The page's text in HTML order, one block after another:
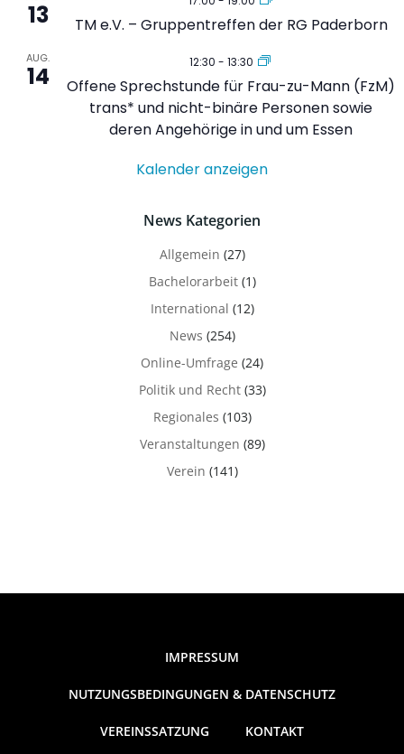
13 TM e.V. – Gruppentreffen der RG Paderborn
AUG.
14 12:30 - 13:30
Offene Sprechstunde für Frau-zu-Mann (FzM)
trans* und nicht-binäre Personen sowie
deren Angehörige in und um Essen
Kalender anzeigen
News Kategorien
Allgemein (27)
Bachelorarbeit(1)
International (12)
News (254)
Online-Umfrage (24)
Politik und Recht(33)
Regionales (103)
Veranstaltungen (89)
Verein (141)
IMPRESSUM
NUTZUNGSBEDINGUNGEN & DATENSCHUTZ
VEREINSSATZUNG KONTAKT